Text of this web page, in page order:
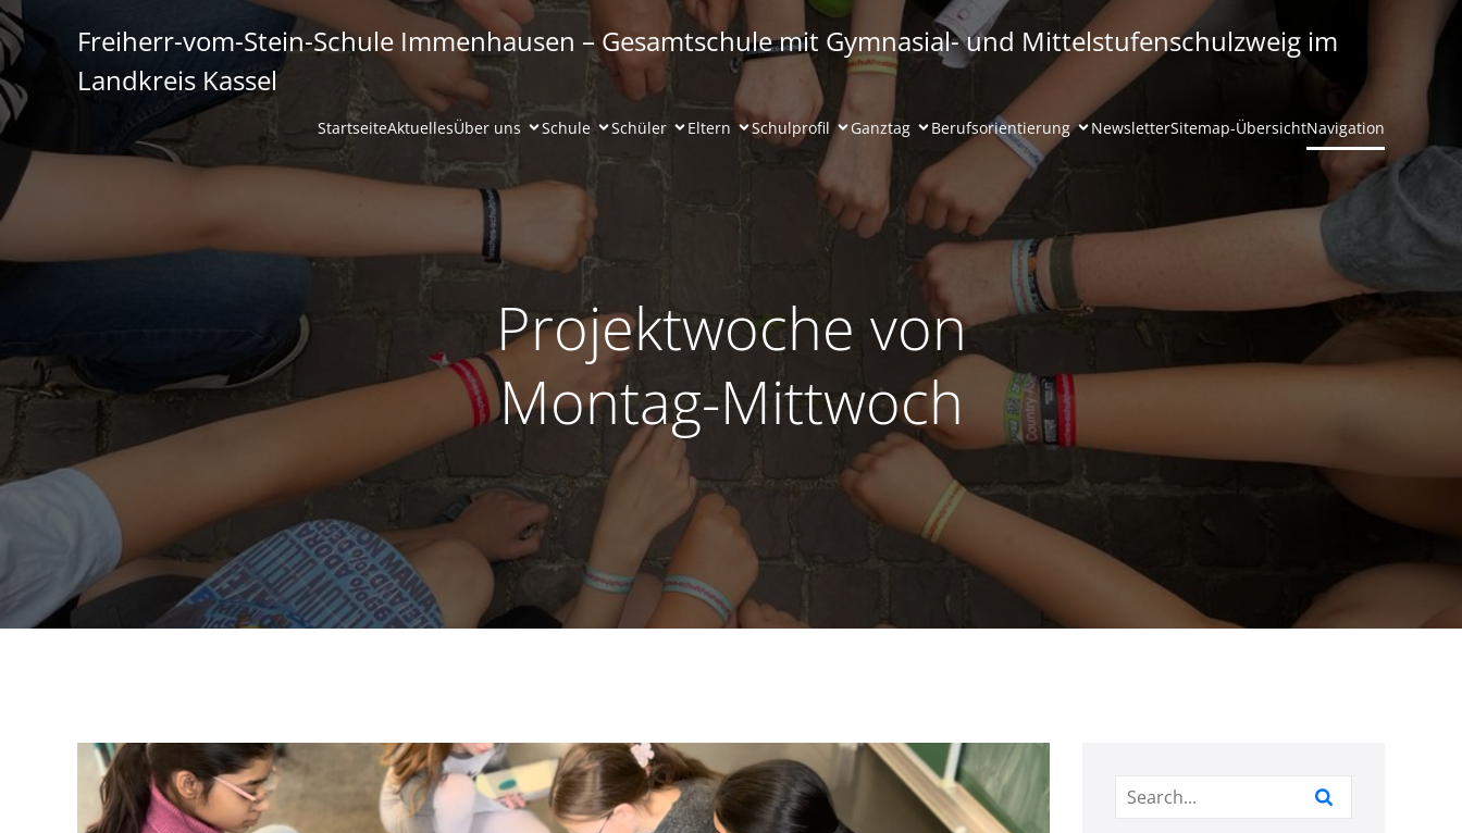
Freiherr-vom-Stein-Schule Immenhausen – Gesamtschule mit Gymnasial- und Mittelstufenschulzweig im
Landkreis Kassel
StartseiteAktuellesÜber uns Schule Schüler Eltern Schulprofil Ganztag Berufsorientierung NewsletterSitemap-ÜbersichtNavigation
Projektwoche von
Montag-Mittwoch